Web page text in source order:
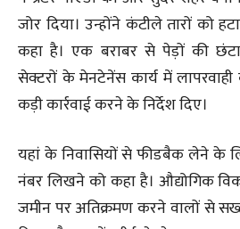
जोर दिया। उन्होंने कंटीले तारों को
कहा है। एक बराबर से पेड़ों की
सेक्टरों के मेनटेनेंस कार्य में लापरवाही
कड़ी कार्रवाई करने के निर्देश दिए।
यहां के निवासियों से फीडबैक लेने के
नंबर लिखने को कहा है। औद्योगिक
जमीन पर अतिक्रमण करने वालों से